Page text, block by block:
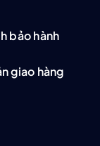
bảo hành
giao hàng